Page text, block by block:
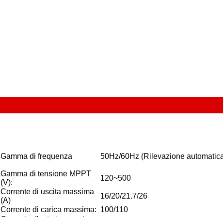
Gamma di frequenza 50Hz/60Hz (Rilevazione
Gamma di tensione MPPT
(V):
120~500
Corrente di uscita massima
(A)
16/20/21.7/26
Corrente di carica massima: 100/110